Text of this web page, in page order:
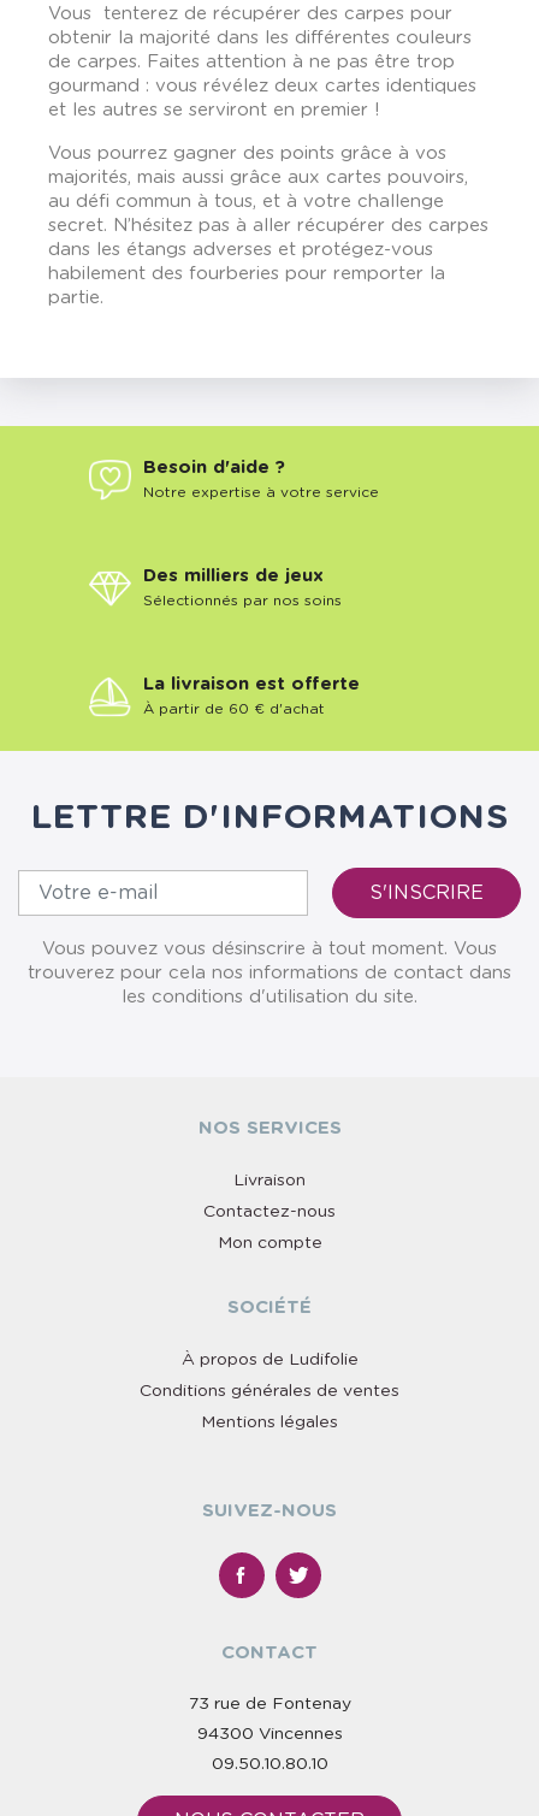
Vous tenterez de récupérer des carpes pour
obtenir la majorité dans les différentes couleurs
de carpes. Faites attention à ne pas être trop
gourmand : vous révélez deux cartes identiques
et les autres se serviront en premier !
Vous pourrez gagner des points grâce à vos
majorités, mais aussi grâce aux cartes pouvoirs,
au défi commun à tous, et à votre challenge
secret. N’hésitez pas à aller récupérer des carpes
dans les étangs adverses et protégez-vous
habilement des fourberies pour remporter la
partie.
Besoin d'aide ?
Notre expertise à votre service
Des milliers de jeux
Sélectionnés par nos soins
La livraison est offerte
À partir de 60 € d'achat
LETTRE D'INFORMATIONS
Vous pouvez vous désinscrire à tout moment. Vous
trouverez pour cela nos informations de contact dans
les conditions d'utilisation du site.
NOS SERVICES
Livraison
Contactez-nous
Mon compte
SOCIÉTÉ
À propos de Ludifolie
Conditions générales de ventes
Mentions légales
SUIVEZ-NOUS
CONTACT
73 rue de Fontenay
94300 Vincennes
09.50.10.80.10